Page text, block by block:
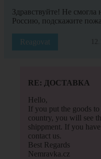
Здравствуйте! Не
Россию, подскажите
Reagovat
RE: ДОСТАВКА
Hello,
If you put the goods
country, you will see
shippment. If you
contact us.
Best Regards
Nemravka.cz